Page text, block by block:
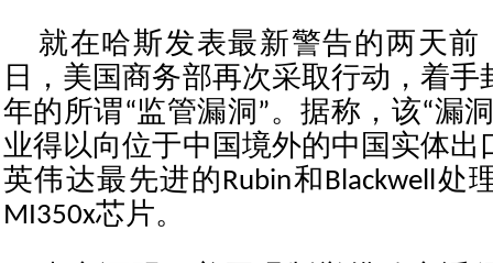
就在哈斯发表最新警告的两天前
日，美国商务部再次采取行动，着
年的所谓“监管漏洞”。据称，该“漏
业得以向位于中国境外的中国实体出
英伟达最先进的Rubin和Blackwell处
MI350x芯片。